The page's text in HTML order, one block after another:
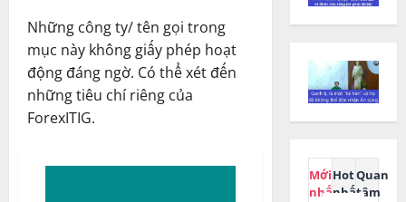
Những công ty/ tên gọi trong
mục này không giấy phép hoạt
động đáng ngờ. Có thể xét đến
những tiêu chí riêng của
ForexITIG.
Mới
nhất
Hot
nhất
Quan
tâm